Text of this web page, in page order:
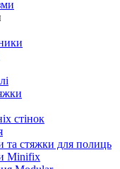
стінок
та стяжки для полиць
Minifix